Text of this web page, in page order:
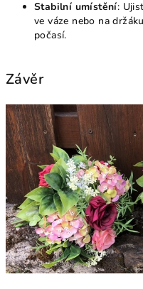
Stabilní umístění:
ve váze nebo na
počasí.
Závěr